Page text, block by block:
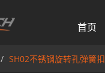
首页
SH02不锈钢旋转孔弹簧扣